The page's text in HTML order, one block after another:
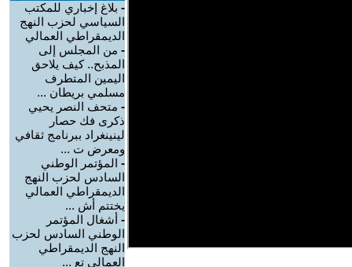
- بلاغ إخباري للمكتب
السياسي لحزب النهج
الديمقراطي العمالي
- من المجلس إلى
المذبح.. كيف يلاحق
اليمين المتطرف
مسلمي بريطان ...
- متحف النصر يحيي
ذكرى فك حصار
لينينغراد ببرنامج ثقافي
ومعرض ت ...
- المؤتمر الوطني
السادس لحزب النهج
الديمقراطي العمالي
يختتم أش ...
- أشغال المؤتمر
الوطني السادس لحزب
النهج الديمقراطي
العمالي تع ...